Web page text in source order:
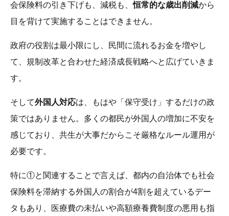
会保険料の引き下げも、減税も、恒常的な歳出削減から
目を背けて実施することはできません。
政府の役割は最小限にし、民間に流れるお金を増やし
て、規制改革と合わせた経済成長戦略へと広げていきま
す。
そして外国人対応は、もはや「保守受け」するだけの政
策ではありません。多くの都民が外国人の増加に不安を
感じており、共生が大事だからこそ厳格なルール運用が
必要です。
特に①と関連することで言えば、都内の自治体でも社会
保険料を滞納する外国人の割合が4割を超えているデー
タもあり、医療費の未払いや高額療養費制度の悪用も指